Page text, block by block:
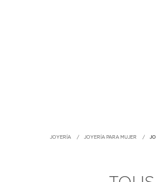
JOYERÍA JOYERÍA PARA MUJER